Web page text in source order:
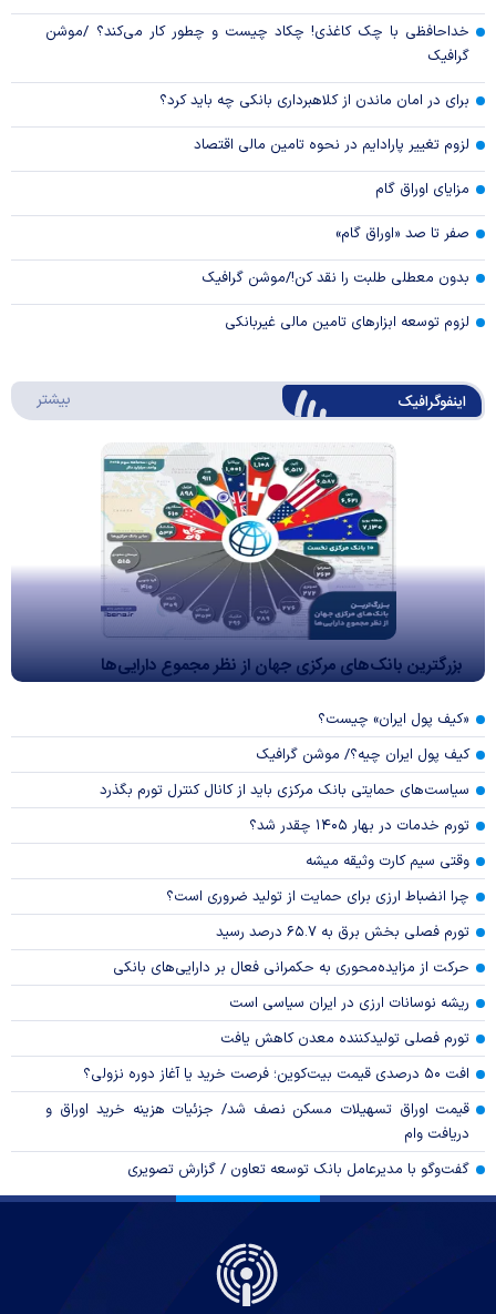
خداحافظی با چک کاغذی! چکاد چیست و چطور کار می‌کند؟ /موشن
گرافیک
برای در امان ماندن از کلاهبرداری بانکی چه باید کرد؟
لزوم تغییر پارادایم در نحوه تامین مالی اقتصاد
مزایای اوراق گام
صفر تا صد «اوراق گام»
بدون معطلی طلبت را نقد کن!/موشن گرافیک
لزوم توسعه ابزارهای تامین مالی غیربانکی
اینفوگرافیک بیشتر
بزرگترین بانک‌های مرکزی جهان از نظر مجموع دارایی‌ها
«کیف پول ایران» چیست؟
کیف پول ایران چیه؟/ موشن گرافیک
سیاست‌های حمایتی بانک مرکزی باید از کانال کنترل تورم بگذرد
تورم خدمات در بهار ۱۴۰۵ چقدر شد؟
وقتی سیم کارت وثیقه میشه
چرا انضباط ارزی برای حمایت از تولید ضروری است؟
تورم فصلی بخش برق به ۶۵.۷ درصد رسید
حرکت از مزایده‌محوری به حکمرانی فعال بر دارایی‌های بانکی
ریشه نوسانات ارزی در ایران سیاسی است
تورم فصلی تولیدکننده معدن کاهش یافت
افت ۵۰ درصدی قیمت بیت‌کوین؛ فرصت خرید یا آغاز دوره نزولی؟
قیمت اوراق تسهیلات مسکن نصف شد/ جزئیات هزینه خرید اوراق و
دریافت وام
گفت‌وگو با مدیرعامل بانک توسعه تعاون / گزارش تصویری